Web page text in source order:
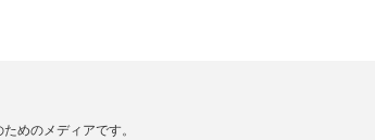
めのメディアです。